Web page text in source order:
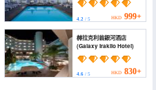
4.2/ 5 HKD 999+
赫拉克利翁銀河酒店
(Galaxy Iraklio Hotel)
4.6/ 5 HKD 830+